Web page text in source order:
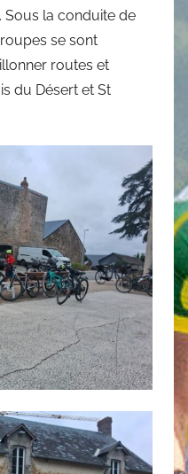
Sous la conduite de
se sont
routes et
du Désert et St